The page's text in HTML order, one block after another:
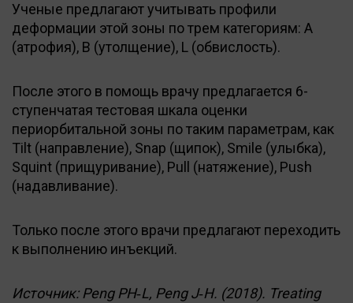
Ученые предлагают учитывать профили
деформации этой зоны по трем категориям: A
(атрофия), B (утолщение), L (обвислость).
После этого в помощь врачу предлагается 6-
ступенчатая тестовая шкала оценки
периорбитальной зоны по таким параметрам, как
Tilt (направление), Snap (щипок), Smile (улыбка),
Squint (прищуривание), Pull (натяжение), Push
(надавливание).
Только после этого врачи предлагают переходить
к выполнению инъекций.
Источник: Peng PH‐L, Peng J‐H. (2018). Treating